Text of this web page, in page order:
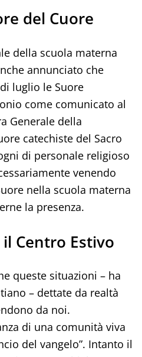
del Cuore
della scuola materna
annunciato che
luglio le Suore
come comunicato al
Generale della
catechiste del Sacro
di personale religioso
venendo
nella scuola materna
la presenza.
Centro Estivo
queste situazioni – ha
– dettate da realtà
da noi.
di una comunità viva
del vangelo”. Intanto il